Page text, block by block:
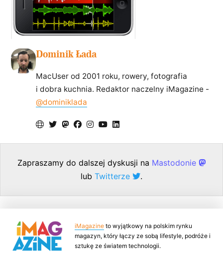
Dominik Łada
MacUser od 2001 roku, rowery, fotografia
i dobra kuchnia. Redaktor naczelny iMagazine -
@dominiklada
Zapraszamy do dalszej dyskusji na Mastodonie
lub Twitterze .
iMagazine to wyjątkowy na polskim rynku
magazyn, który łączy ze sobą lifestyle, podróże i
sztukę ze światem technologii.